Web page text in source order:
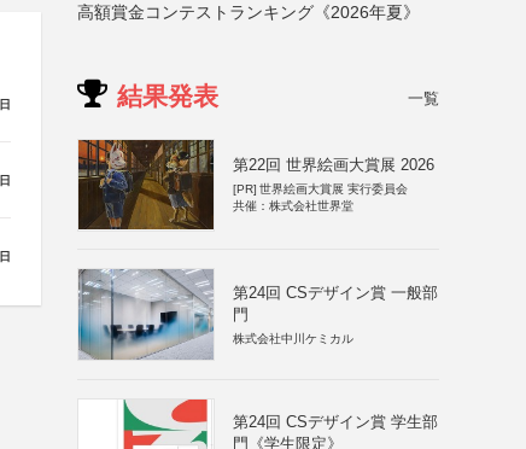
日
日
日
高額賞金コンテストランキング《2026年夏》
結果発表 一覧
第22回 世界絵画大賞展 2026
[PR] 世界絵画大賞展 実行委員会
共催：株式会社世界堂
第24回 CSデザイン賞 一般部
門
株式会社中川ケミカル
第24回 CSデザイン賞 学生部
門《学生限定》